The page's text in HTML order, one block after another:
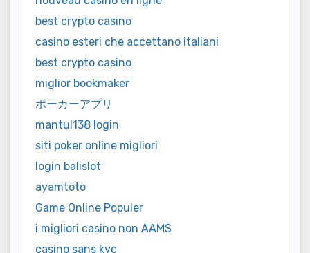
best crypto casino
casino esteri che accettano italiani
best crypto casino
miglior bookmaker
ポーカーアプリ
mantul138 login
siti poker online migliori
login balislot
ayamtoto
Game Online Populer
i migliori casino non AAMS
casino sans kyc